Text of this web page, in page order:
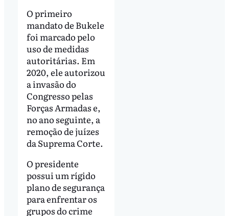
O primeiro
mandato de Bukele
foi marcado pelo
uso de medidas
autoritárias. Em
2020, ele autorizou
a invasão do
Congresso pelas
Forças Armadas e,
no ano seguinte, a
remoção de juízes
da Suprema Corte.
O presidente
possui um rígido
plano de segurança
para enfrentar os
grupos do crime